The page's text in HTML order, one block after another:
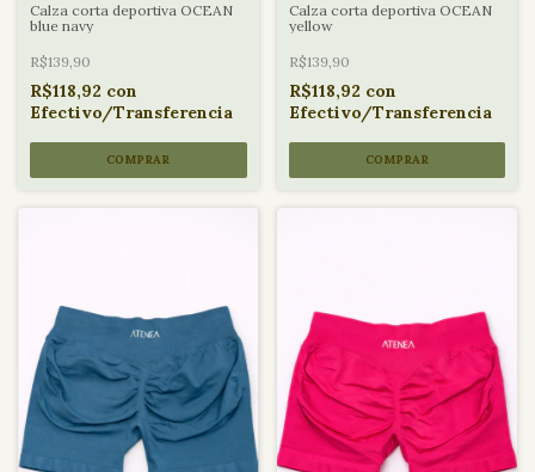
Calza corta deportiva OCEAN
blue navy
R$139,90
R$118,92 con
Efectivo/Transferencia
COMPRAR
Calza corta deportiva OCEAN
yellow
R$139,90
R$118,92 con
Efectivo/Transferencia
COMPRAR